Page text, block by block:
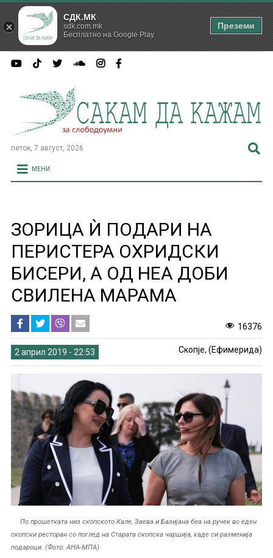
петок, 7 август, 2026
МЕНИ
ЗОРИЦА Ѝ ПОДАРИ НА
ПЕРИСТЕРА ОХРИДСКИ
БИСЕРИ, А ОД НЕА ДОБИ
СВИЛЕНА МАРАМА
16376
2 април 2019 - 22:53 Скопје, (Ефимерида)
По прошетката низ скопското Кале, Заева и Базијана беа на ручек во еден
скопски ресторан со поглед на Старата скопска чаршија, каде си разменија
подароци. (Фото: АНА-МПА)
СДК.МК
sdk.com.mk
Бесплатно на Google Play
Преземи